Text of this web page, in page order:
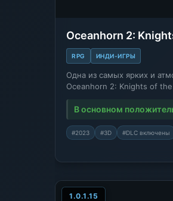
Oceanhorn 2:
RPG ИНДИ-ИГРЫ
Одна из самых ярких и
Oceanhorn 2: Knights of
В основном
#2023 #3D #DLC включены
1.0.1.15